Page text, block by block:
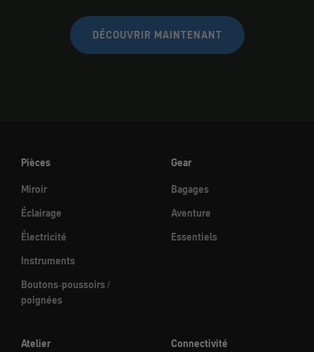
DÉCOUVRIR MAINTENANT
Pièces
Miroir
Éclairage
Électricité
Instruments
Boutons-poussoirs /
poignées
Gear
Bagages
Aventure
Essentiels
Atelier
Connectivité